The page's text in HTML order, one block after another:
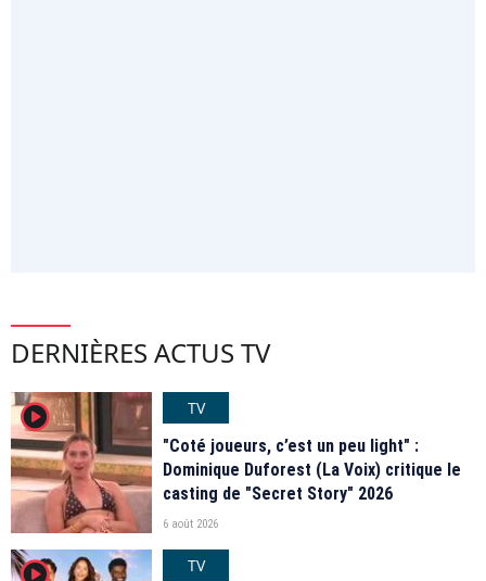
DERNIÈRES ACTUS TV
player2
TV
"Coté joueurs, c’est un peu light" :
Dominique Duforest (La Voix) critique le
casting de "Secret Story" 2026
6 août 2026
player2
TV